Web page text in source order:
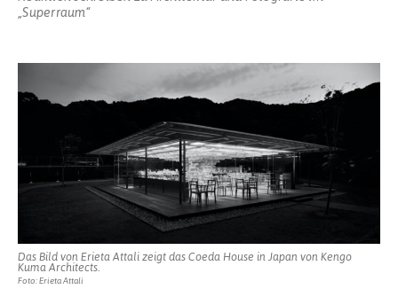
„Superraum“
Das Bild von Erieta Attali zeigt das Coeda House in Japan von Kengo
Kuma Architects.
Foto: Erieta Attali